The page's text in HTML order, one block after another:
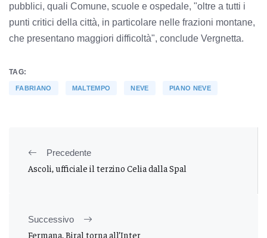
pubblici, quali Comune, scuole e ospedale, "oltre a tutti i
punti critici della città, in particolare nelle frazioni montane,
che presentano maggiori difficoltà", conclude Vergnetta.
TAG:
FABRIANO MALTEMPO NEVE PIANO NEVE
Precedente
Ascoli, ufficiale il terzino Celia dalla Spal
Successivo
Fermana, Biral torna all’Inter